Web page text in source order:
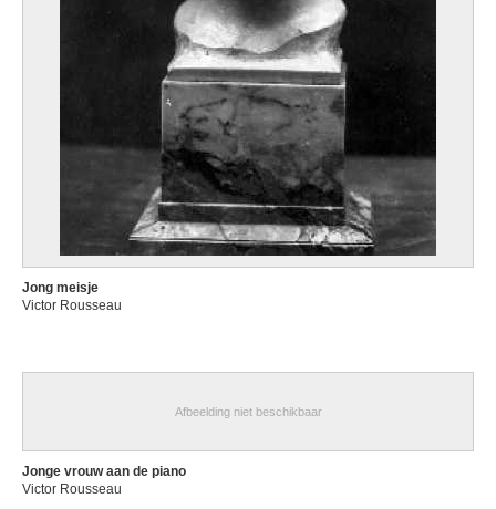
Jong meisje
Victor Rousseau
Afbeelding niet beschikbaar
Jonge vrouw aan de piano
Victor Rousseau